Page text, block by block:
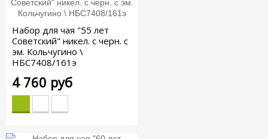
Набор для чая "55 лет
Советский" никел. с черн. с
эм. Кольчугино \
НБС7408/161э
4 760 руб